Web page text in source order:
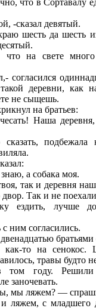
-сказал девятый.
шесть да шесть
на свете много
согласился
деревни, как
не сыщешь.
на братьев:
Наша
сказать,
а собака моя.
так и деревня
Так и не
ездить, лучше
ним согласились.
братьями
как-то на сенокос.
травы будто
том году.
заночевать.
мы ляжем? —
ляжем, с младшего